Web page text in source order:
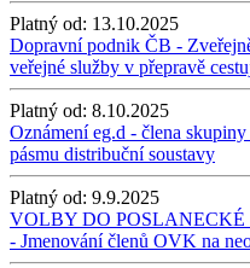
Platný od: 13.10.2025
Dopravní podnik ČB -
veřejné služby v přepravě
Platný od: 8.10.2025
Oznámení eg.d - člena
pásmu distribuční soustavy
Platný od: 9.9.2025
VOLBY DO
- Jmenování členů OVK na